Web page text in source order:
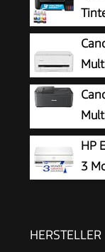
| Drucken,
Display | inkl.
Duplexdruck
Smartphone
kompatibel
Fax
HP
3
HERSTELLER